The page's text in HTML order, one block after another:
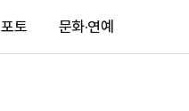
포토 문화·연예